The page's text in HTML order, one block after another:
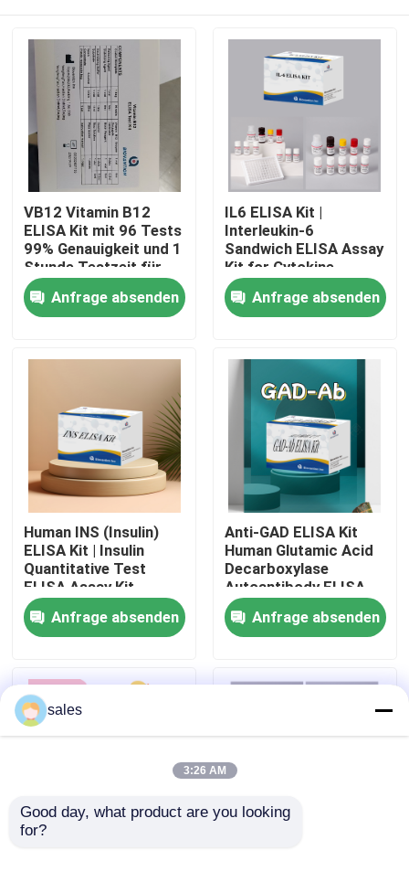
Produkte
Über uns
Werksbesichtigung
Qualitätskontrolle
Kontakt mit uns
Neuigkeiten
VR Show
VB12 Vitamin B12
ELISA Kit mit 96 Tests
99% Genauigkeit und 1
Stunde Testzeit für
Vitaminmangelforschung
Anfrage absenden
IL6 ELISA Kit |
Interleukin-6
Sandwich ELISA Assay
Kit for Cytokine
Quantitative Detection
in Biological Samples,
Serum, Plasma, Cell
Anfrage absenden
Human INS (Insulin)
ELISA Kit | Insulin
Quantitative Test
ELISA Assay Kit,
Sandwich ELISA For
Serum Plasma 96
Tests Laboratory
Anfrage absenden
Anti-GAD ELISA Kit
Human Glutamic Acid
Decarboxylase
Autoantibody ELISA
KiT GAD-Ab / GAD65
Autoantibody Enzyme
Linked
Test Kit
Anfrage absenden
sales
3:26 AM
Good day, what product are you looking
for?